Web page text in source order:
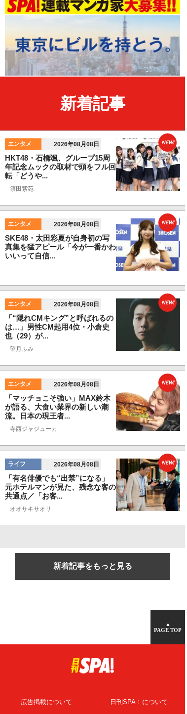
新着記事
エンタメ 2026年08月08日
HKT48・石橋颯、グループ15周
年記念ムックの取材で頭をフル回
転「どうや...
須田紫苑
NEW!
エンタメ 2026年08月08日
SKE48・太田彩夏が自身初の写
真集を猛アピール「今が一番かわ
いいって自信...
NEW!
エンタメ 2026年08月08日
「“隠れCMキング”と呼ばれるの
は…」男性CM起用4位・小倉史
也（29）が...
望月ふみ
NEW!
エンタメ 2026年08月08日
「マッチョこそ強い」MAX鈴木
が語る、大食い業界の新しい潮
流。日本の現王者...
寺西ジャジューカ
NEW!
ライフ 2026年08月08日
「有名俳優でも“出禁”になる」
元ホテルマンが見た、残念な客の
共通点／「お客...
オオサキサオリ
NEW!
新着記事をもっと見る
▲
PAGE TOP
広告掲載について 日刊SPA！について